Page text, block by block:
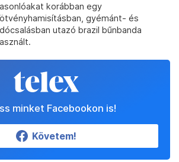
korábban egy
gyémánt- és
utazó brazil bűnbanda
minket Facebookon is!
Követem!